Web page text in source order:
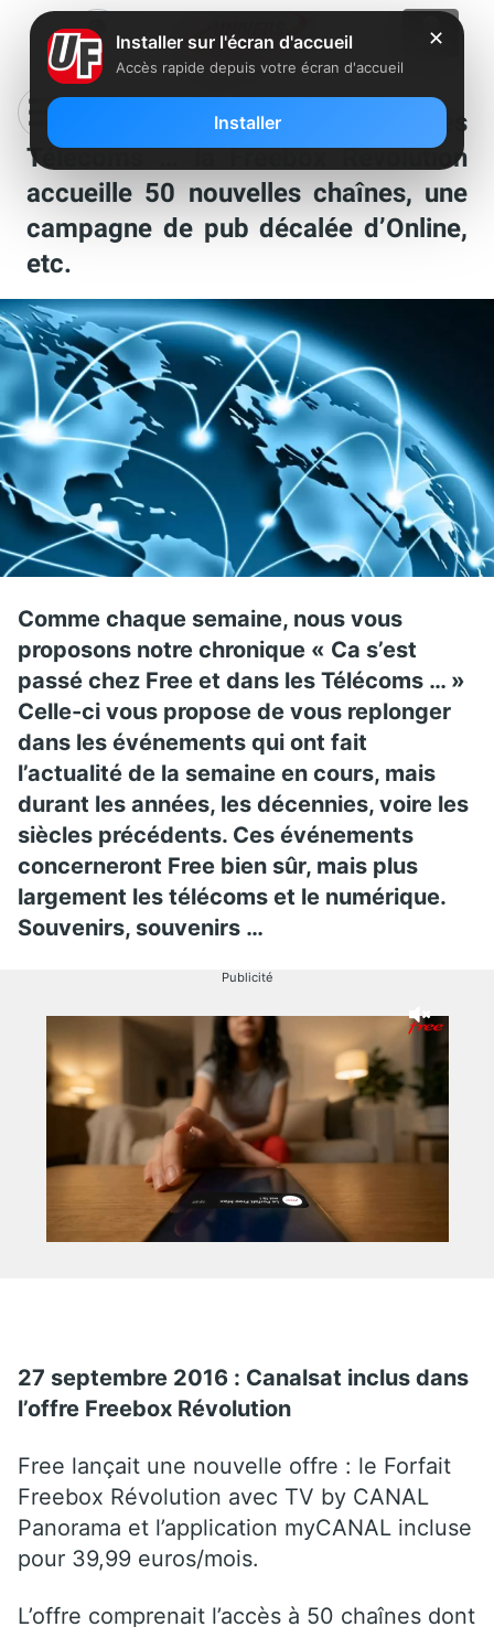
Ça s’est passé chez Free et dans les
Télécoms … la Freebox Révolution
accueille 50 nouvelles chaînes, une
campagne de pub décalée d’Online,
etc.
Comme chaque semaine, nous vous
proposons notre chronique « Ca s’est
passé chez Free et dans les Télécoms … »
Celle-ci vous propose de vous replonger
dans les événements qui ont fait
l’actualité de la semaine en cours, mais
durant les années, les décennies, voire les
siècles précédents. Ces événements
concerneront Free bien sûr, mais plus
largement les télécoms et le numérique.
Souvenirs, souvenirs …
Publicité
27 septembre 2016 : Canalsat inclus dans
l’offre Freebox Révolution
Free lançait une nouvelle offre : le Forfait
Freebox Révolution avec TV by CANAL
Panorama et l’application myCANAL incluse
pour 39,99 euros/mois.
L’offre comprenait l’accès à 50 chaînes dont
✕
Installer sur l'écran d'accueil
Accès rapide depuis votre écran d'accueil
Installer